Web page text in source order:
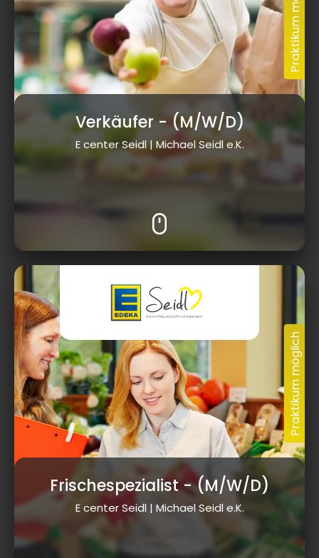
Verkäufer- (M/W/D)
E center Seidl | Michael Seidl e.K.
Frischespezialist- (M/W/D)
E center Seidl | Michael Seidl e.K.